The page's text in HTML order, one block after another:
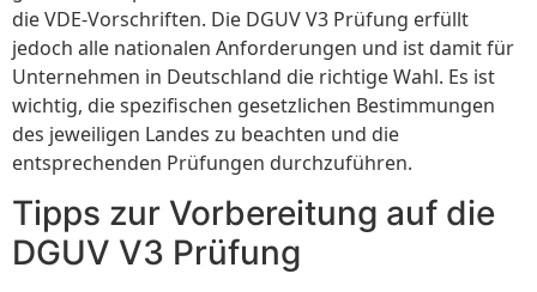
die VDE-Vorschriften. Die DGUV V3 Prüfung erfüllt
jedoch alle nationalen Anforderungen und ist damit für
Unternehmen in Deutschland die richtige Wahl. Es ist
wichtig, die spezifischen gesetzlichen Bestimmungen
des jeweiligen Landes zu beachten und die
entsprechenden Prüfungen durchzuführen.
Tipps zur Vorbereitung auf die
DGUV V3 Prüfung